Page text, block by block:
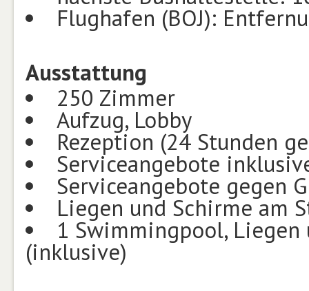
Flughafen (BOJ):
Ausstattung
250 Zimmer
Aufzug, Lobby
Rezeption (24 Stunden
Serviceangebote
Serviceangebote gegen
Liegen und Schirme am
1 Swimmingpool,
(inklusive)